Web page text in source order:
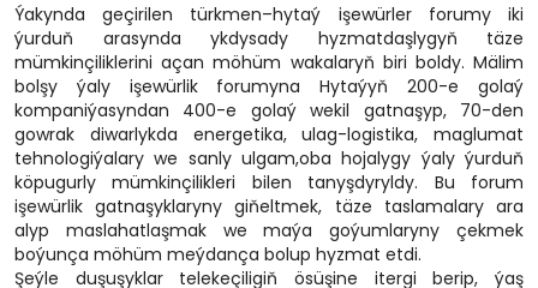
Ýakynda geçirilen türkmen–hytaý işewürler forumy iki
ýurduň arasynda ykdysady hyzmatdaşlygyň täze
mümkinçiliklerini açan möhüm wakalaryň biri boldy. Mälim
bolşy ýaly işewürlik forumyna Hytaýyň 200-e golaý
kompaniýasyndan 400-e golaý wekil gatnaşyp, 70-den
gowrak diwarlykda energetika, ulag-logistika, maglumat
tehnologiýalary we sanly ulgam,oba hojalygy ýaly ýurduň
köpugurly mümkinçilikleri bilen tanyşdyryldy. Bu forum
işewürlik gatnaşyklaryny giňeltmek, täze taslamalary ara
alyp maslahatlaşmak we maýa goýumlaryny çekmek
boýunça möhüm meýdança bolup hyzmat etdi.
Şeýle duşuşyklar telekeçiligiň ösüşine itergi berip, ýaş